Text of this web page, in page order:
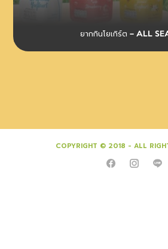
ยากกินโยเกิร์ต – ALL
COPYRIGHT © 2018 - ALL